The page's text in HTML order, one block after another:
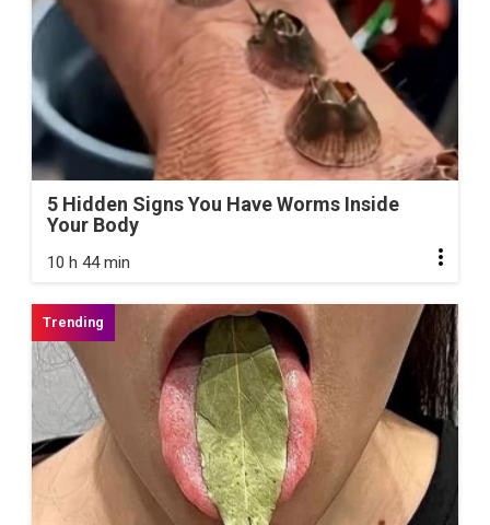
5 Hidden Signs You Have Worms Inside
Your Body
10 h 44 min